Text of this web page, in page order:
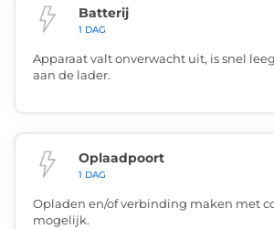
Batterij
1 DAG
Apparaat valt onverwacht uit, is snel
aan de lader.
Oplaadpoort
1 DAG
Opladen en/of verbinding maken met
mogelijk.